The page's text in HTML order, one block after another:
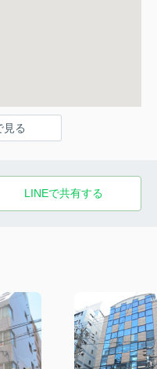
見る
LINEで共有する